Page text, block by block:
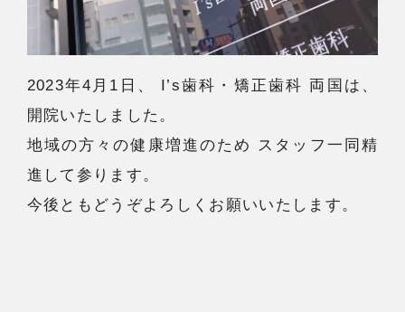
2023年4月1日、 I’s歯科・矯正歯科 両国は、
開院いたしました。
地域の方々の健康増進のため スタッフ一同精
進して参ります。
今後ともどうぞよろしくお願いいたします。